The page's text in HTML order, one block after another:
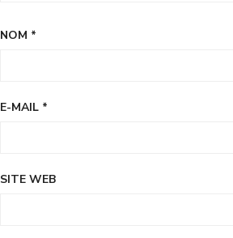
NOM *
E-MAIL *
SITE WEB